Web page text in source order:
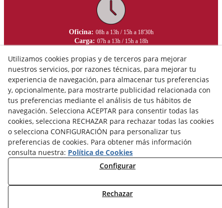
Oficina: 08h a 13h / 15h a 18'30h
Carga: 07h a 13h / 15h a 18h
Utilizamos cookies propias y de terceros para mejorar
nuestros servicios, por razones técnicas, para mejorar tu
experiencia de navegación, para almacenar tus preferencias
y, opcionalmente, para mostrarte publicidad relacionada con
tus preferencias mediante el análisis de tus hábitos de
navegación. Selecciona ACEPTAR para consentir todas las
cookies, selecciona RECHAZAR para rechazar todas las cookies
o selecciona CONFIGURACIÓN para personalizar tus
preferencias de cookies. Para obtener más información
consulta nuestra: Política de Cookies
Configurar
Rechazar